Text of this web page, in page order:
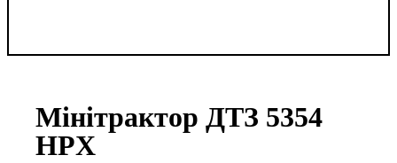
Мінітрактор ДТЗ 5354
HPX